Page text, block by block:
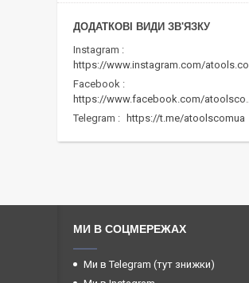
Instagram
https://www.instagram.com/atools.com.ua/
Facebook
https://www.facebook.com/atoolscomua/
Telegram
https://t.me/atoolscomua
МИ В СОЦМЕРЕЖАХ
Ми в Telegram (тут знижки)